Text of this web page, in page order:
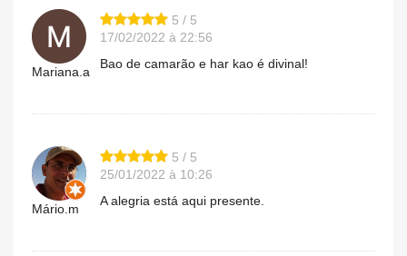
Mariana.a
5 / 5
17/02/2022 à 22:56
Bao de camarão e har kao é divinal!
Mário.m
5 / 5
25/01/2022 à 10:26
A alegria está aqui presente.